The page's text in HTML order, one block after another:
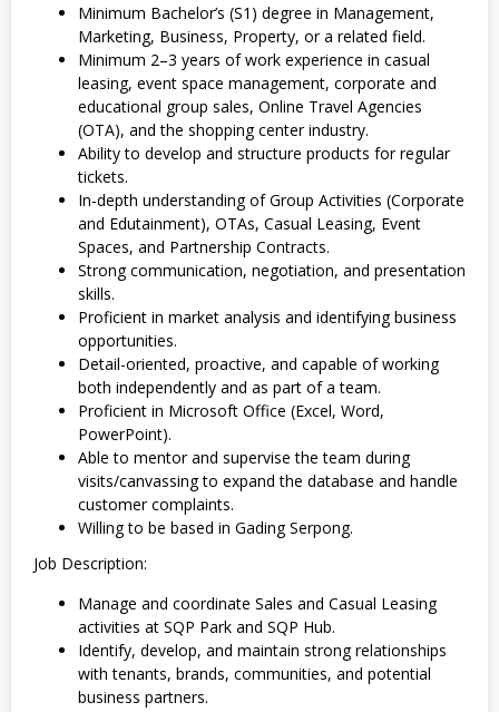
Minimum Bachelor’s (S1) degree in Management,
Marketing, Business, Property, or a related field.
Minimum 2–3 years of work experience in casual
leasing, event space management, corporate and
educational group sales, Online Travel Agencies
(OTA), and the shopping center industry.
Ability to develop and structure products for regular
tickets.
In-depth understanding of Group Activities (Corporate
and Edutainment), OTAs, Casual Leasing, Event
Spaces, and Partnership Contracts.
Strong communication, negotiation, and presentation
skills.
Proficient in market analysis and identifying business
opportunities.
Detail-oriented, proactive, and capable of working
both independently and as part of a team.
Proficient in Microsoft Office (Excel, Word,
PowerPoint).
Able to mentor and supervise the team during
visits/canvassing to expand the database and handle
customer complaints.
Willing to be based in Gading Serpong.
Job Description:
Manage and coordinate Sales and Casual Leasing
activities at SQP Park and SQP Hub.
Identify, develop, and maintain strong relationships
with tenants, brands, communities, and potential
business partners.